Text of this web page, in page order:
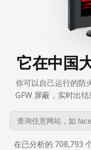
它在中国
你可以自己运行的防
GFW 屏蔽，实时出
在已分析的 708,793